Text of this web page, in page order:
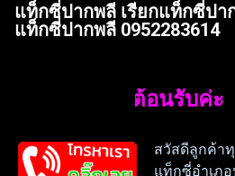
แท็กซี่ปากพลี เรียกแท็กซี่ปา
แท็กซี่ปากพลี 0952283614
อปากพลียินดีต้อนรับค่ะ
สวัสดีลูกค้า
แท็กซี่อำเภ